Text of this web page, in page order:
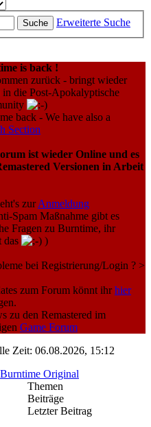
Suche
Erweiterte Suche
is back !
zurück - bringt wieder
in die Post-Apokalyptische
back - We have also a
Section
ist wieder Online und es
Versionen in Arbeit
zurAnmeldung
Spam Maßnahme gibt es
Fragen zu Burntime, ihr
das
)
bei Registrierung/Login ? >
zum Forum könnt ihrhier
zu den Remastered im
Game Forum
Zeit: 06.08.2026, 15:12
Burntime Original
Themen
Beiträge
Letzter Beitrag